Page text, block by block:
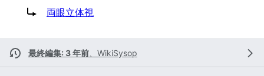
転送先:
両眼立体視
最終編集: 3 年前 WikiSysop